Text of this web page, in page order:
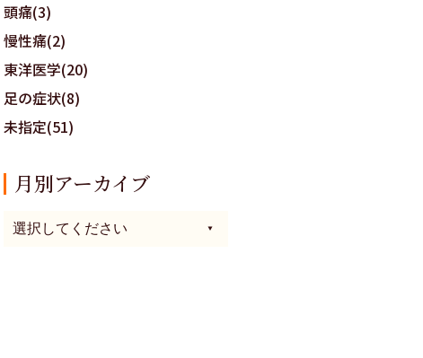
頭痛(3)
慢性痛(2)
東洋医学(20)
足の症状(8)
未指定(51)
月別アーカイブ